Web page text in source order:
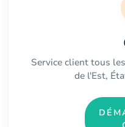
Service client tous
de l'Est,